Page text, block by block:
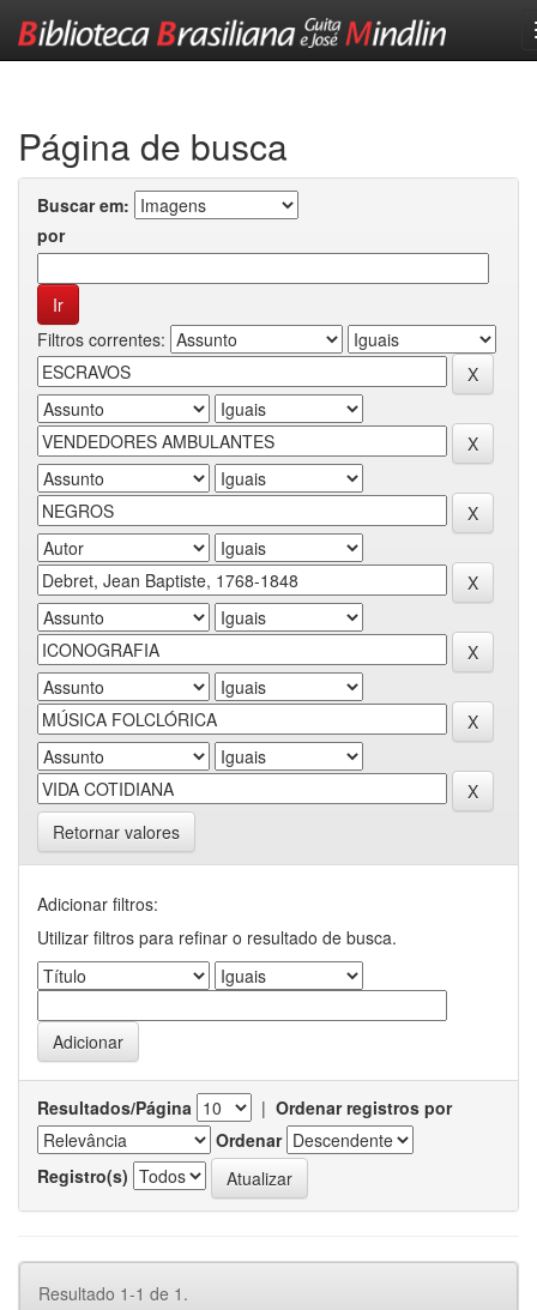
Página de busca
Buscar em:
por
Filtros correntes:
Retornar valores
Adicionar filtros:
Utilizar filtros para refinar o resultado de busca.
Resultados/Página | Ordenar registros por
Ordenar
Registro(s)
Resultado 1-1 de 1.